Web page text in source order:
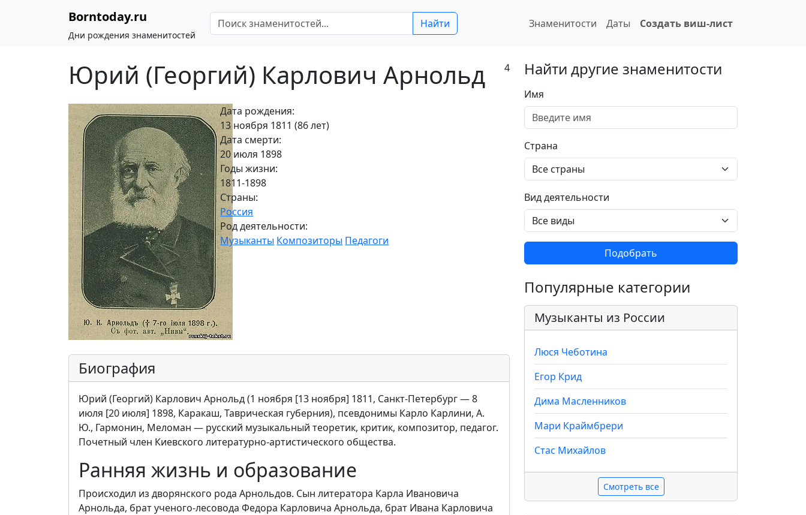
Borntoday.ru
Дни рождения знаменитостей
Найти Знаменитости Даты Создать виш-лист
Юрий (Георгий) Карлович Арнольд 4
Дата рождения:
13 ноября 1811 (86 лет)
Дата смерти:
20 июля 1898
Годы жизни:
1811-1898
Страны:
Россия
Род деятельности:
Музыканты Композиторы Педагоги
Биография
Юрий (Георгий) Карлович Арнольд (1 ноября [13 ноября] 1811, Санкт-Петербург — 8
июля [20 июля] 1898, Каракаш, Таврическая губерния), псевдонимы Карло Карлини, А.
Ю., Гармонин, Меломан — русский музыкальный теоретик, критик, композитор, педагог.
Почетный член Киевского литературно-артистического общества.
Ранняя жизнь и образование
Происходил из дворянского рода Арнольдов. Сын литератора Карла Ивановича
Арнольда, брат ученого-лесовода Федора Карловича Арнольда, брат Ивана Карловича
Найти другие знаменитости
Имя
Страна
Вид деятельности
Подобрать
Популярные категории
Музыканты из России
Люся Чеботина
Егор Крид
Дима Масленников
Мари Краймбрери
Стас Михайлов
Смотреть все